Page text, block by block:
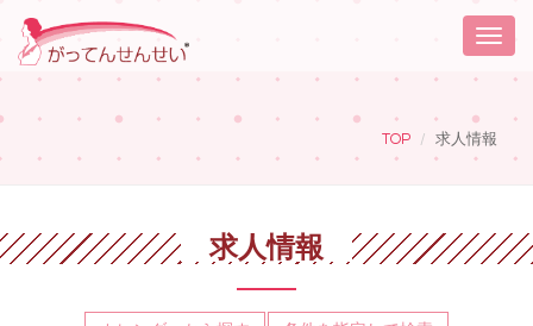
Toggle
TOP 求人情報
求人情報